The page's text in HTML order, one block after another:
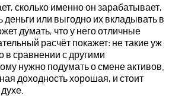
сколько именно он зарабатывает,
деньги или выгодно их вкладывать в
думать, что у него отличные
расчёт покажет: не такие уж
в сравнении с другими
нужно подумать о смене активов.
доходность хорошая, и стоит